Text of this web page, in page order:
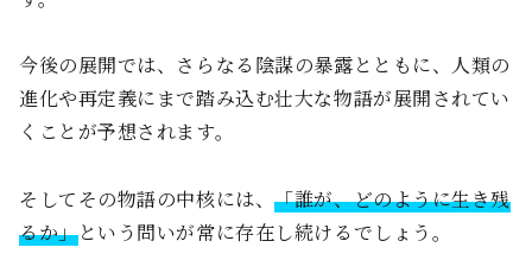
今後の展開では、さらなる陰謀の暴露とともに、人類の
進化や再定義にまで踏み込む壮大な物語が展開されてい
くことが予想されます。
そしてその物語の中核には、「誰が、どのように生き残
るか」という問いが常に存在し続けるでしょう。